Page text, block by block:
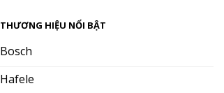
THƯƠNG HIỆU NỔI BẬT
Bosch
Hafele